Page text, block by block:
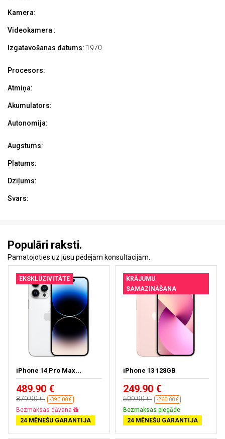
Kamera:
Videokamera :
Izgatavošanas datums: 1970
Procesors:
Atmiņa:
Akumulators:
Autonomija:
Augstums:
Platums:
Dziļums:
Svars:
Populāri raksti.
Pamatojoties uz jūsu pēdējām konsultācijām.
EKSKLUZIVITĀTE
iPhone 14 Pro Max...
489.90 €
879.90 € -390.00 €
Bezmaksas dāvana
24 MĒNEŠU GARANTIJA
KRĀJUMU
SAMAZINĀŠANA
iPhone 13 128GB
249.90 €
509.90 € -260.00 €
Bezmaksas piegāde
24 MĒNEŠU GARANTIJA